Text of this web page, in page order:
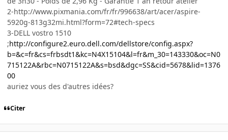
2-http://www.pixmania.com/fr/fr/996638/art/acer/aspire-
5920g-813g32mi.html?form=72#tech-specs
3-DELL vostro 1510
;http://configure2.euro.dell.com/dellstore/config.aspx?
b=&c=fr&cs=frbsdt1&kc=N4X15104&l=fr&m_30=143330&oc=N0
715122A&rbc=N0715122A&s=bsd&dgc=SS&cid=5678&lid=1376
00
auriez vous des d'autres idées?
Citer